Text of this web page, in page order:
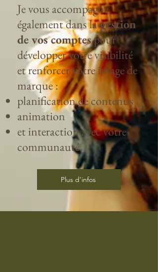
Je vous accompagne
également dans lagestion
de vos comptespour
développer votre visibilité
et renforcer votre image de
marque :
planification de contenus
animation
et interaction avec votre
communauté.
Plus d'infos